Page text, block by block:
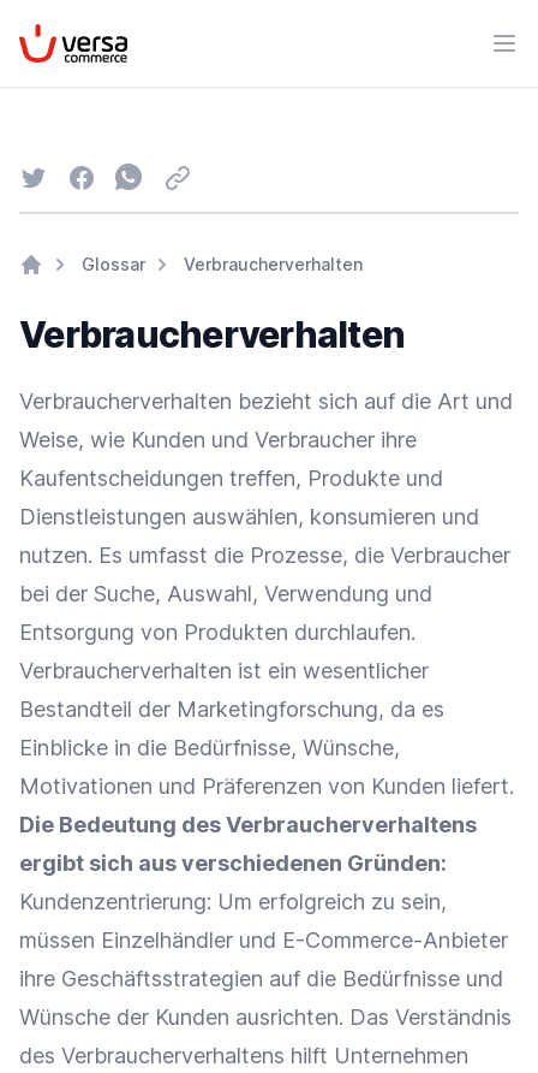
VersaCommerce
TwitterFacebookWhatsapp
Email
Glossar Verbraucherverhalten
Verbraucherverhalten
Verbraucherverhalten bezieht sich auf die Art und
Weise, wie Kunden und Verbraucher ihre
Kaufentscheidungen treffen, Produkte und
Dienstleistungen auswählen, konsumieren und
nutzen. Es umfasst die Prozesse, die Verbraucher
bei der Suche, Auswahl, Verwendung und
Entsorgung von Produkten durchlaufen.
Verbraucherverhalten ist ein wesentlicher
Bestandteil der Marketingforschung, da es
Einblicke in die Bedürfnisse, Wünsche,
Motivationen und Präferenzen von Kunden liefert.
Die Bedeutung des Verbraucherverhaltens
ergibt sich aus verschiedenen Gründen:
Kundenzentrierung: Um erfolgreich zu sein,
müssen Einzelhändler und E-Commerce-Anbieter
ihre Geschäftsstrategien auf die Bedürfnisse und
Wünsche der Kunden ausrichten. Das Verständnis
des Verbraucherverhaltens hilft Unternehmen